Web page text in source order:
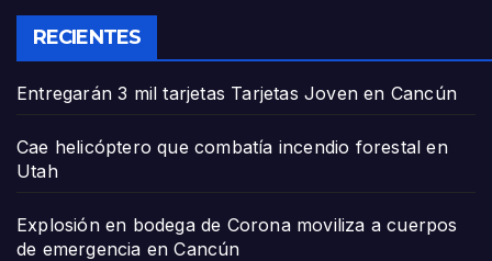
RECIENTES
Entregarán 3 mil tarjetas Tarjetas Joven en Cancún
Cae helicóptero que combatía incendio forestal en
Utah
Explosión en bodega de Corona moviliza a cuerpos
de emergencia en Cancún